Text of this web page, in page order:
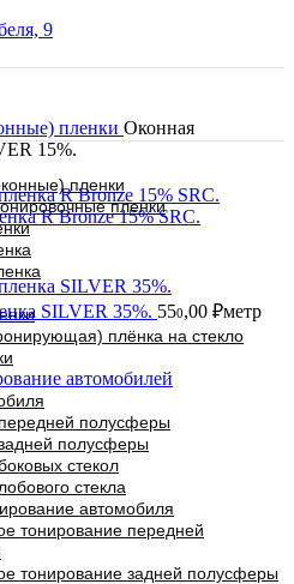
9
пленки
пленки
плёнка на стекло
автомобилей
полусферы
полусферы
стекол
стекла
автомобиля
тонирование передней
тонирование задней полусферы
пленки Оконная
15%.
R Bronze 15% SRC.
SILVER 35%. 550,00 ₽метр